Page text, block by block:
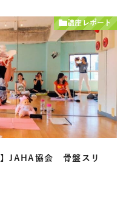
講座レポート
JAHA協会 骨盤スリ